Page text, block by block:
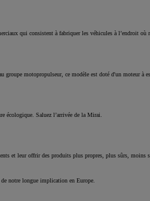
qui consistent à fabriquer les véhicules à l’endroit où
motopropulseur, ce modèle est doté d'un moteur à
écologique. Saluez l’arrivée de la Mirai.
et leur offrir des produits plus propres, plus sûrs, moins
notre longue implication en Europe.